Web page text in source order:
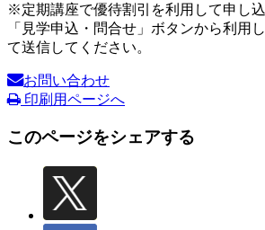
※定期講座で優待割引を利用して申し込
「見学申込・問合せ」ボタンから利用
て送信してください。
お問い合わせ
印刷用ページへ
このページをシェアする